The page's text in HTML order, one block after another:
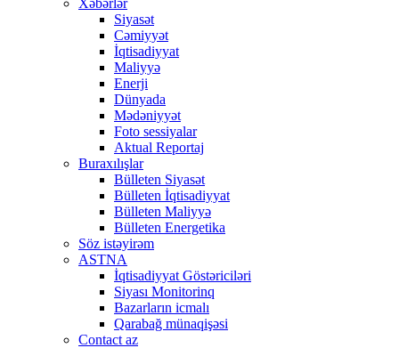
Xəbərlər
Siyasət
Cəmiyyət
İqtisadiyyat
Maliyyə
Enerji
Dünyada
Mədəniyyət
Foto sessiyalar
Aktual Reportaj
Buraxılışlar
Bülleten Siyasət
Bülleten İqtisadiyyat
Bülleten Maliyyə
Bülleten Energetika
Söz istəyirəm
ASTNA
İqtisadiyyat Göstəriciləri
Siyası Monitorinq
Bazarların icmalı
Qarabağ münaqişəsi
Contact az